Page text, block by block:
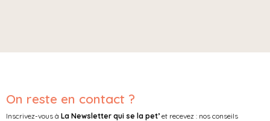
On reste en contact ?
Inscrivez-vous à La Newsletter qui se la pet’ et recevez : nos conseils